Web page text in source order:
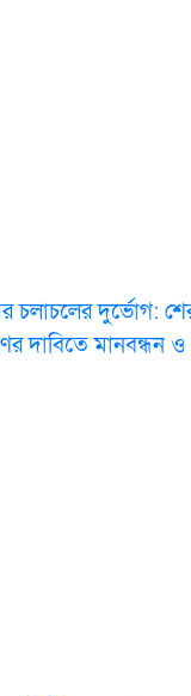
চলাচলের দুর্ভোগ:
দাবিতে মানবন্ধন ও